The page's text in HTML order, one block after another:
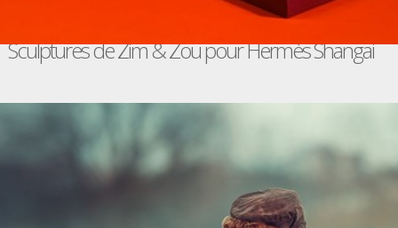
Sculptures de Zim & Zou pour Hermès Shangai